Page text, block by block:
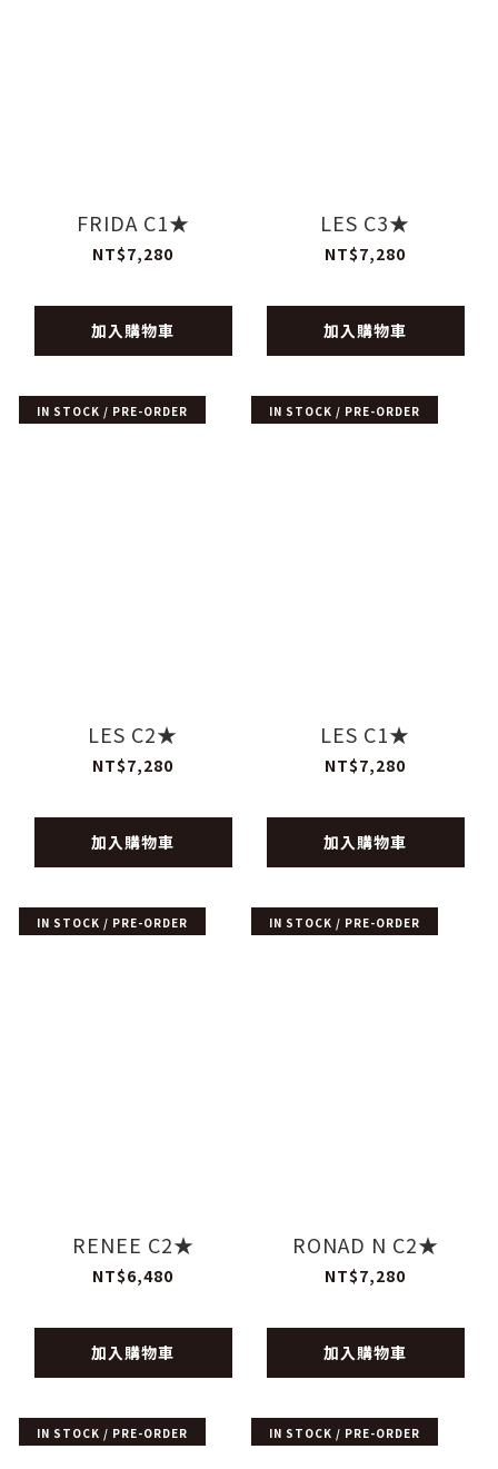
FRIDA C1★
NT$7,280
加入購物車
LES C3★
NT$7,280
加入購物車
IN STOCK / PRE-ORDER
LES C2★
NT$7,280
加入購物車
IN STOCK / PRE-ORDER
LES C1★
NT$7,280
加入購物車
IN STOCK / PRE-ORDER
RENEE C2★
NT$6,480
加入購物車
IN STOCK / PRE-ORDER
RONAD N C2★
NT$7,280
加入購物車
IN STOCK / PRE-ORDER IN STOCK / PRE-ORDER